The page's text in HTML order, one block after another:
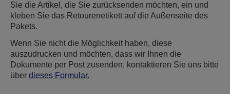
Sie die Artikel, die Sie zurücksenden möchten, ein und
kleben Sie das Retourenetikett auf die Außenseite des
Pakets.
Wenn Sie nicht die Möglichkeit haben, diese
auszudrucken und möchten, dass wir Ihnen die
Dokumente per Post zusenden, kontaktieren Sie uns bitte
über dieses Formular.